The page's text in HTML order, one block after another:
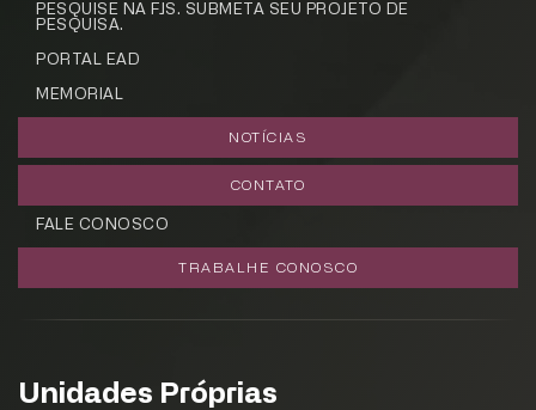
PESQUISE NA FJS. SUBMETA SEU PROJETO DE
PESQUISA.
PORTAL EAD
MEMORIAL
NOTÍCIAS
CONTATO
FALE CONOSCO
TRABALHE CONOSCO
Unidades Próprias